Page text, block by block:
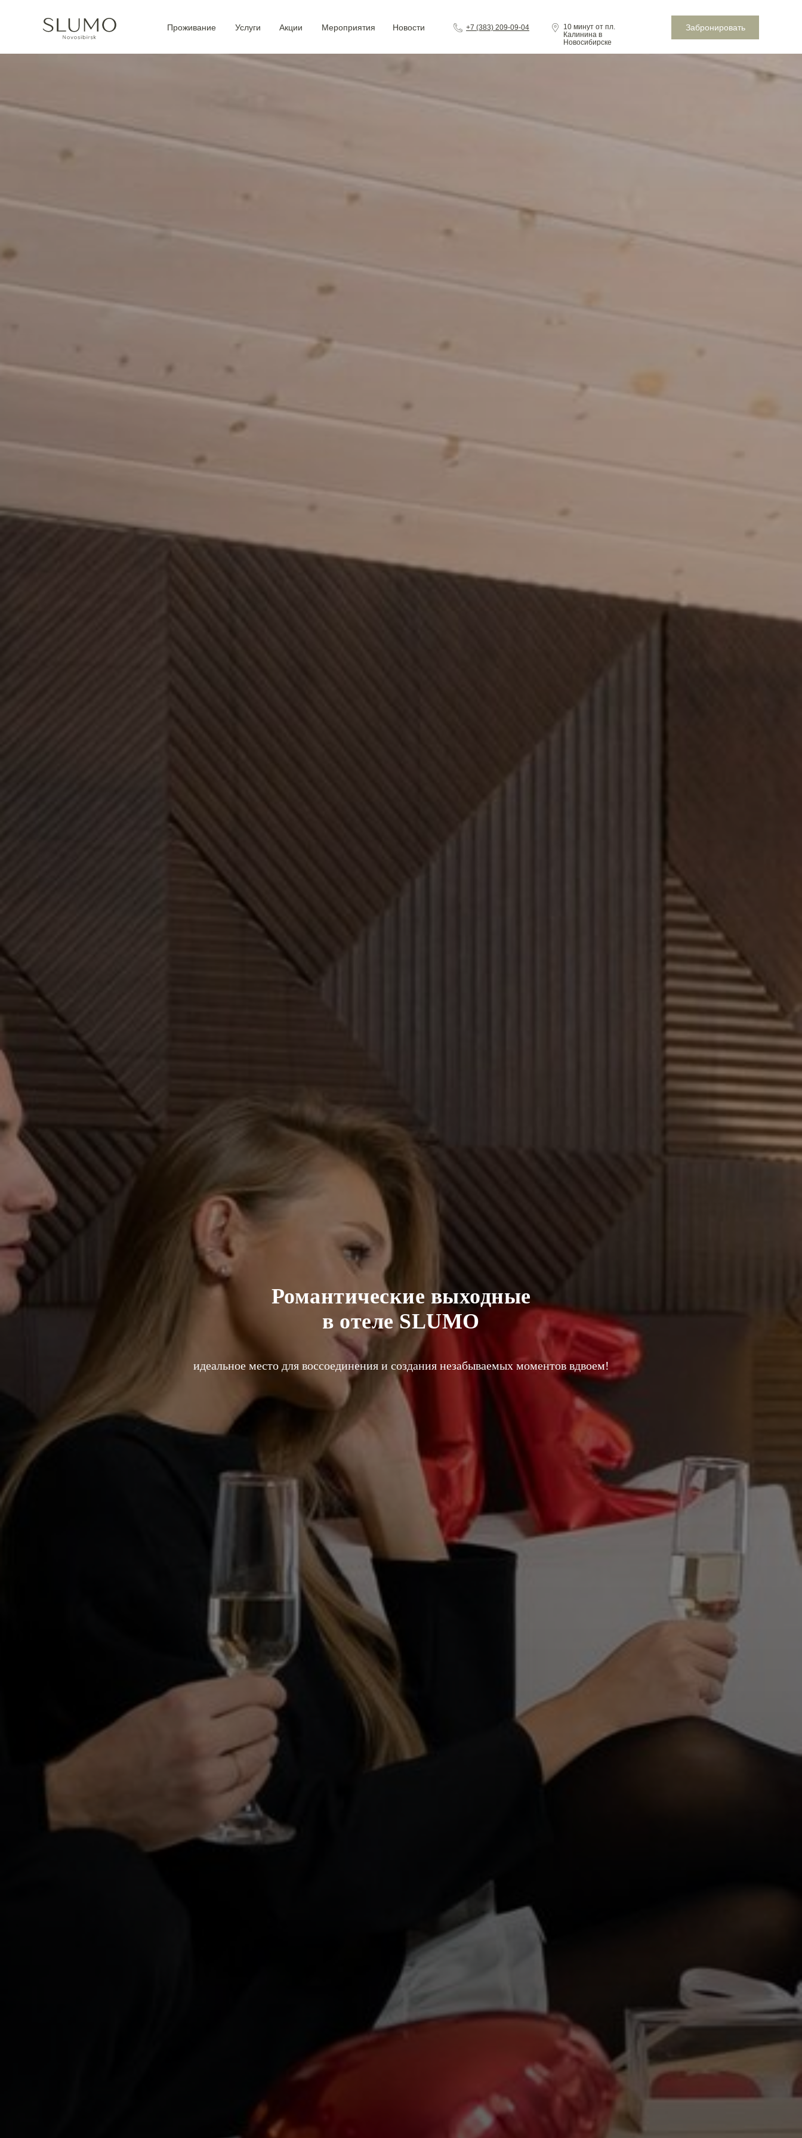
10 минут от пл.
Калинина в
Новосибирске
+7 (383) 209-09-04 Забронировать
Проживание Мероприятия Новости
Акции
Услуги
Романтические выходные
в отеле SLUMO
идеальное место для воссоединения и создания незабываемых моментов вдвоем!